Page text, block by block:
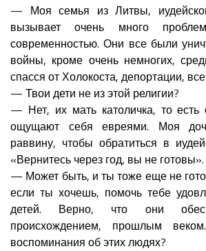
— Моя семья из Литвы,
вызывает очень много
современностью. Они все были
войны, кроме очень немногих,
спасся от Холокоста, депортации,
— Твои дети не из этой религии?
— Нет, их мать католичка, то
ощущают себя евреями. Моя
раввину, чтобы обратиться в
«Вернитесь через год, вы не готовы».
— Может быть, и ты тоже еще не
если ты хочешь, помочь тебе
детей. Верно, что они
происхождением, прошлым
воспоминания об этих людях?